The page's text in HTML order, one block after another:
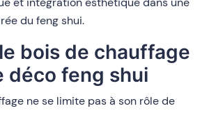
du feng shui.
bois de chauffage
déco feng shui
ne se limite pas à son rôle de